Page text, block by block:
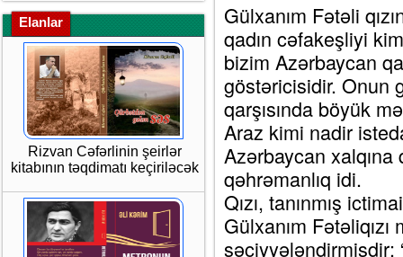
Elanlar
Rizvan Cəfərlinin şeirlər
kitabının təqdimatı keçiriləcək
Gülxanım Fətəli
qadın cəfakeşliyi
bizim Azərbaycan
göstəricisidir. Onun
qarşısında böyük
Araz kimi nadir
Azərbaycan
qəhrəmanlıq idi.
Qızı, tanınmış
Gülxanım
səciyyələndirmişdir: